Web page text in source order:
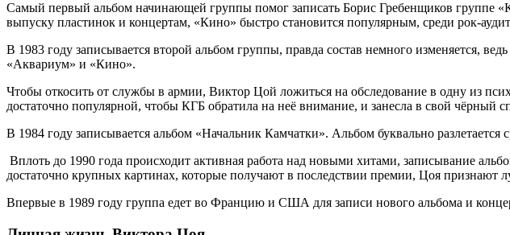
Самый первый альбом начинающей группы помог записать Борис Гребенщиков группе
выпуску пластинок и концертам, «Кино» быстро становится популярным, среди рок-
В 1983 году записывается второй альбом группы, правда состав немного изменяется,
«Аквариум» и «Кино».
Чтобы откосить от службы в армии, Виктор Цой ложиться на обследование в одну из
достаточно популярной, чтобы КГБ обратила на неё внимание, и занесла в свой чёрный
В 1984 году записывается альбом «Начальник Камчатки». Альбом буквально разлетается
Вплоть до 1990 года происходит активная работа над новыми хитами, записывание
достаточно крупных картинах, которые получают в последствии премии, Цоя признают
Впервые в 1989 году группа едет во Францию и США для записи нового альбома и